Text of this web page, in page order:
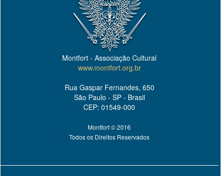
Montfort - Associação Cultural
www.montfort.org.br
Rua Gaspar Fernandes, 650
São Paulo - SP - Brasil
CEP: 01549-000
Montfort © 2016
Todos os Direitos Reservados